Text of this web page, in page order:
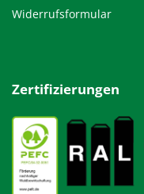
Widerrufsformular
Zertifizierungen